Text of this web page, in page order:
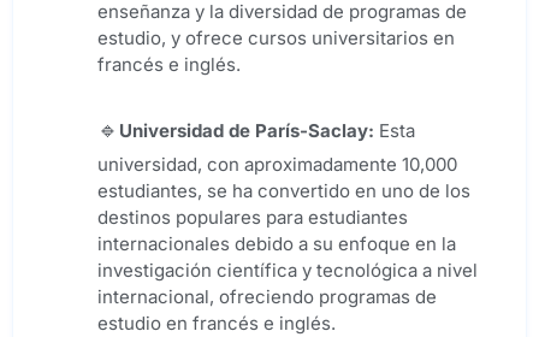
enseñanza y la diversidad de programas de
estudio, y ofrece cursos universitarios en
francés e inglés.
Universidad de París-Saclay: Esta
universidad, con aproximadamente 10,000
estudiantes, se ha convertido en uno de los
destinos populares para estudiantes
internacionales debido a su enfoque en la
investigación científica y tecnológica a nivel
internacional, ofreciendo programas de
estudio en francés e inglés.